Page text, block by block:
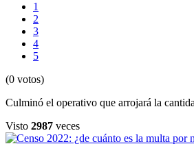
1
2
3
4
5
(0 votos)
Culminó el operativo que arrojará la
Visto 2987 veces